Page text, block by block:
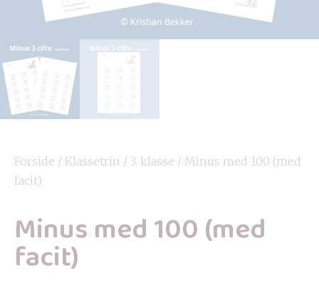
Forside / Klassetrin / 3. klasse / Minus med 100 (med
facit)
Minus med 100 (med
facit)